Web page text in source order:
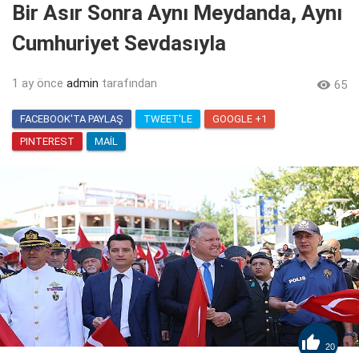
Bir Asır Sonra Aynı Meydanda, Aynı
Cumhuriyet Sevdasıyla
1 ay önce admin tarafından  65
FACEBOOK'TA PAYLAŞ TWEET'LE
GOOGLE +1
PINTEREST
MAIL
 20